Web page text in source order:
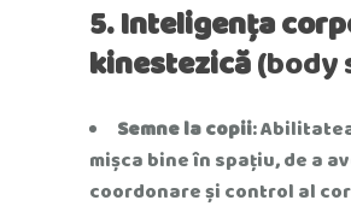
5. Inteligența
kinestezică(body
Semne la copii:
mișca bine în spațiu, de a
coordonare și control al